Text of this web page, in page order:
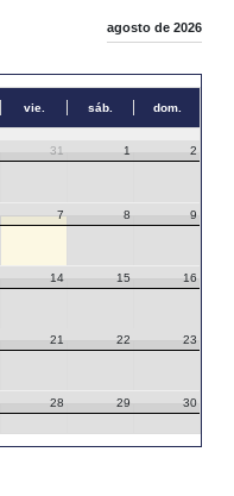
agosto de 2026
vie. sáb. dom.
31 1 2
7 8 9
14 15 16
21 22 23
28 29 30